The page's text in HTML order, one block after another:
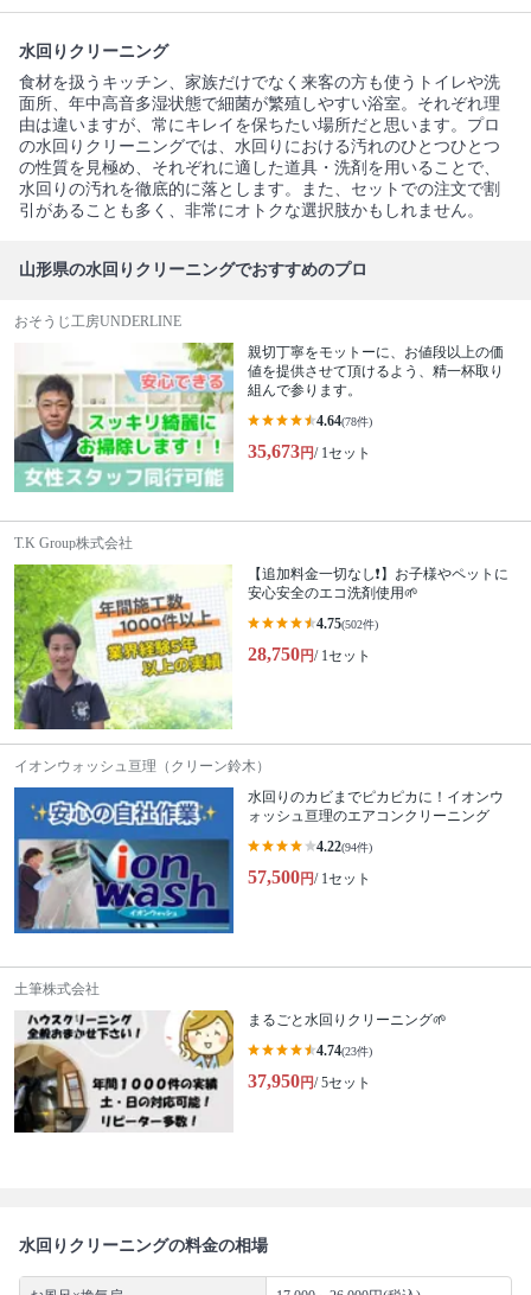
水回りクリーニング
食材を扱うキッチン、家族だけでなく来客の方も使うトイレや洗
面所、年中高音多湿状態で細菌が繁殖しやすい浴室。それぞれ理
由は違いますが、常にキレイを保ちたい場所だと思います。プロ
の水回りクリーニングでは、水回りにおける汚れのひとつひとつ
の性質を見極め、それぞれに適した道具・洗剤を用いることで、
水回りの汚れを徹底的に落とします。また、セットでの注文で割
引があることも多く、非常にオトクな選択肢かもしれません。
山形県の水回りクリーニングでおすすめのプロ
おそうじ工房UNDERLINE
親切丁寧をモットーに、お値段以上の価
値を提供させて頂けるよう、精一杯取り
組んで参ります。
4.64(78件)
35,673円/ 1セット
T.K Group株式会社
【追加料金一切なし❗️】お子様やペットに
安心安全のエコ洗剤使用🌱
4.75(502件)
28,750円/ 1セット
イオンウォッシュ亘理（クリーン鈴木）
水回りのカビまでピカピカに！イオンウ
ォッシュ亘理のエアコンクリーニング
4.22(94件)
57,500円/ 1セット
土筆株式会社
まるごと水回りクリーニング🌱
4.74(23件)
37,950円/ 5セット
水回りクリーニングの料金の相場